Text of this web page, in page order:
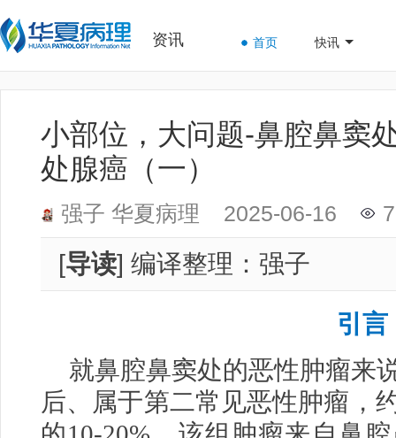
资讯 首页 快讯
小部位，大问题-鼻腔鼻窦
处腺癌（一）
强子 华夏病理 2025-06-16
[导读] 编译整理：强子
引言
就鼻腔鼻窦处的恶性肿瘤来
后、属于第二常见恶性肿瘤，